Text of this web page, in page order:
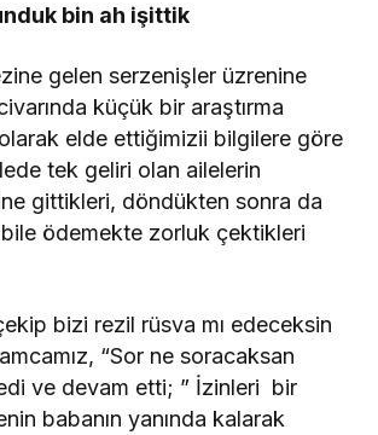
bin ah işittik
gelen serzenişler üzrenine
küçük bir araştırma
elde ettiğimizii bilgilere göre
tek geliri olan ailelerin
gittikleri, döndükten sonra da
ödemekte zorluk çektikleri
bizi rezil rüsva mı edeceksin
“Sor ne soracaksan
ve devam etti; ” İzinleri bir
babanın yanında kalarak